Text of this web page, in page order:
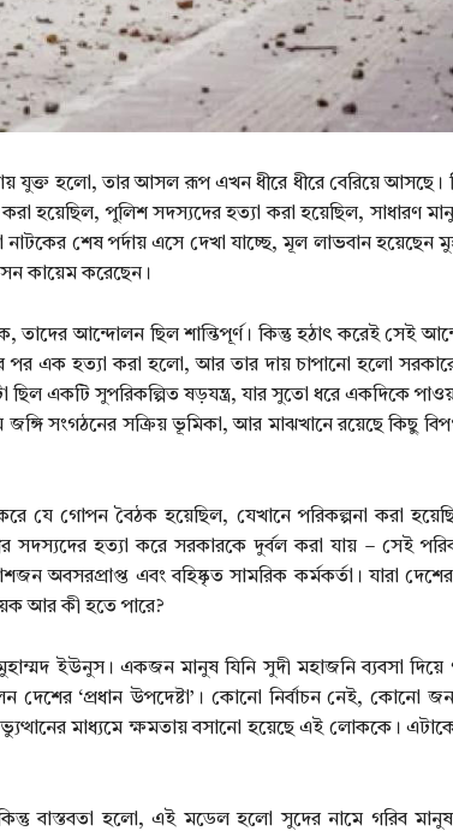
যুক্ত হলো, তার আসল রূপ এখন ধীরে ধীরে বেরিয়ে আসছে।
হয়েছিল, পুলিশ সদস্যদের হত্যা করা হয়েছিল, সাধারণ
শেষ পর্দায় এসে দেখা যাচ্ছে, মূল লাভবান হয়েছেন
কায়েম করেছেন।
তাদের আন্দোলন ছিল শান্তিপূর্ণ। কিন্তু হঠাৎ করেই সেই
পর এক হত্যা করা হলো, আর তার দায় চাপানো হলো
একটি সুপরিকল্পিত ষড়যন্ত্র, যার সুতো ধরে একদিকে পাওয়া
সংগঠনের সক্রিয় ভূমিকা, আর মাঝখানে রয়েছে কিছু
যে গোপন বৈঠক হয়েছিল, যেখানে পরিকল্পনা করা
সদস্যদের হত্যা করে সরকারকে দুর্বল করা যায় – সেই
অবসরপ্রাপ্ত এবং বহিষ্কৃত সামরিক কর্মকর্তা। যারা
আর কী হতে পারে?
ইউনুস। একজন মানুষ যিনি সুদী মহাজনি ব্যবসা দিয়ে
দেশের ‘প্রধান উপদেষ্টা’। কোনো নির্বাচন নেই, কোনো
মাধ্যমে ক্ষমতায় বসানো হয়েছে এই লোককে।
বাস্তবতা হলো, এই মডেল হলো সুদের নামে গরিব